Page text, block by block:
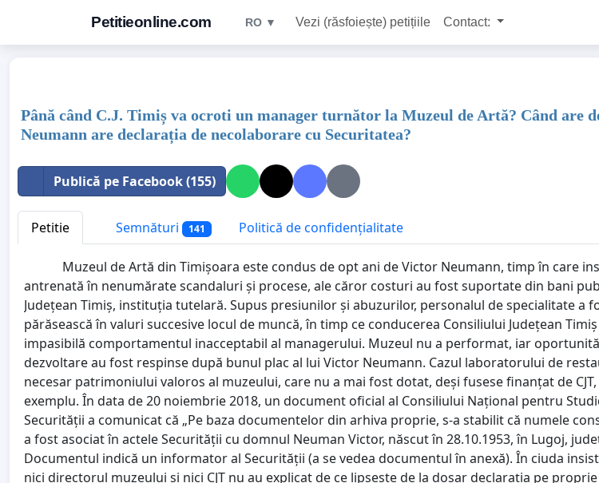
Petitieonline.com RO ▼ Vezi (răsfoiește) petițiile Contact:
Până când C.J. Timiș va ocroti un manager turnător la Muzeul de Artă? Când are
Neumann are declarația de necolaborare cu Securitatea?
Publică pe Facebook (155)
Petitie Semnături 141 Politică de confidențialitate
Muzeul de Artă din Timișoara este condus de opt ani de Victor Neumann, timp în care
antrenată în nenumărate scandaluri și procese, ale căror costuri au fost suportate din bani
Județean Timiș, instituția tutelară. Supus presiunilor și abuzurilor, personalul de specialitate a
părăsească în valuri succesive locul de muncă, în timp ce conducerea Consiliului Județean
impasibilă comportamentul inacceptabil al managerului. Muzeul nu a performat, iar
dezvoltare au fost respinse după bunul plac al lui Victor Neumann. Cazul laboratorului de
necesar patrimoniului valoros al muzeului, care nu a mai fost dotat, deși fusese finanțat de
exemplu. În data de 20 noiembrie 2018, un document oficial al Consiliului Național pentru
Securității a comunicat că „Pe baza documentelor din arhiva proprie, s-a stabilit că numele
a fost asociat în actele Securității cu domnul Neuman Victor, născut în 28.10.1953, în Lugoj,
Documentul indică un informator al Securității (a se vedea documentul în anexă). În ciuda
nici directorul muzeului și nici CJT nu au explicat de ce lipsește de la dosar declarația pe